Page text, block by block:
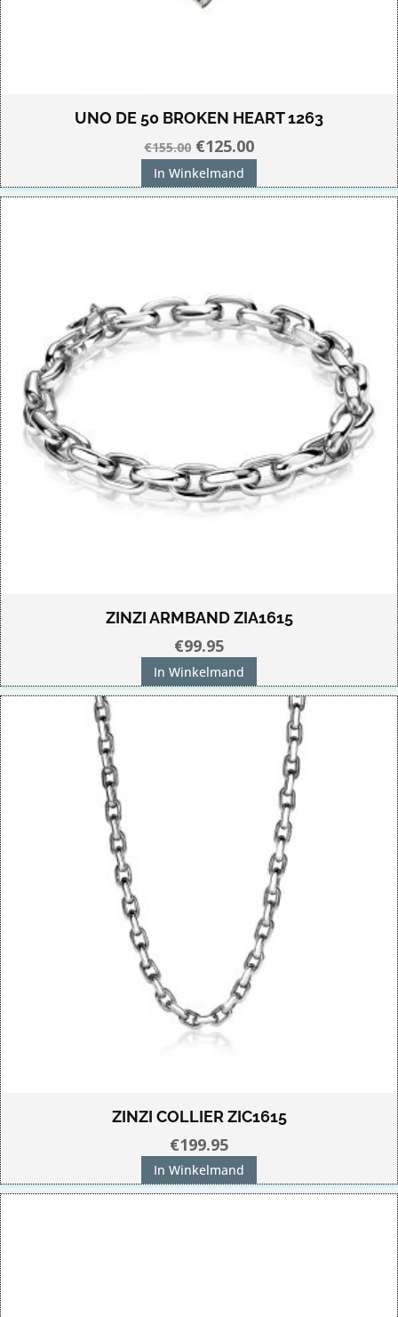
UNO DE 50 BROKEN HEART 1263
€155.00 Oorspronkelijke
prijs
was:
€125.00Huidige
is:
In Winkelmand
ZINZI ARMBAND ZIA1615
€99.95
In Winkelmand
ZINZI COLLIER ZIC1615
€199.95
In Winkelmand